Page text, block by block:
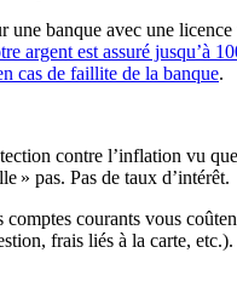
une banque avec une
argent est assuré jusqu’à
cas de faillite de la banque.
contre l’inflation vu
» pas. Pas de taux d’intérêt.
comptes courants vous
frais liés à la carte, etc.).